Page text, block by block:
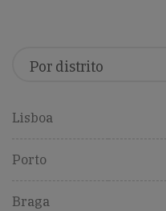
Lisboa
Porto
Braga